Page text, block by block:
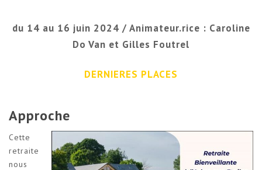
du 14 au 16 juin 2024 / Animateur.rice : Caroline
Do Van et Gilles Foutrel
DERNIERES PLACES
Approche
Cette
retraite
nous